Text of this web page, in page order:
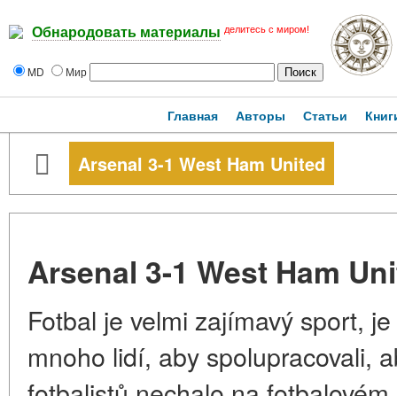
Обнародовать материалы делитесь с миром!
MD Мир
Главная Авторы Статьи
Arsenal 3-1 West Ham United
Arsenal 3-1 West Ham
Fotbal je velmi zajímavý sport,
mnoho lidí, aby spolupracovali,